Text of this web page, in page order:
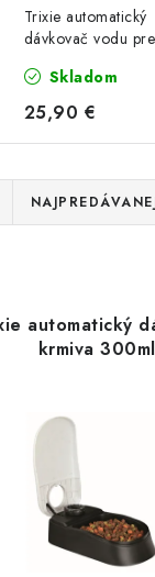
Trixie automatický
dávkovač vodu
Skladom
25,90 €
automatický
krmiva 300ml